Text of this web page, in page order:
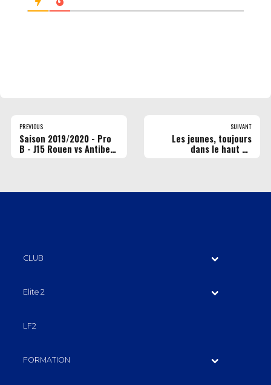
PREVIOUS
Saison 2019/2020 - Pro
B - J15 Rouen vs Antibes
SUIVANT
Les jeunes, toujours
dans le haut du
CLUB
Elite 2
LF2
FORMATION